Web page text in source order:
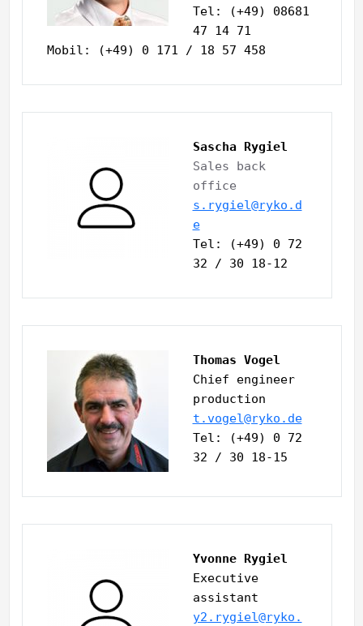
Tel: (+49) 08681
47 14 71
Mobil: (+49) 0 171 / 18 57 458
Sascha Rygiel
Sales back
s.rygiel@ryko.d
e
Tel: (+49) 0 72
32 / 30 18-12
Thomas Vogel
Chief engineer
production
t.vogel@ryko.de
Tel: (+49) 0 72
32 / 30 18-15
Yvonne Rygiel
Executive
assistant
y2.rygiel@ryko.